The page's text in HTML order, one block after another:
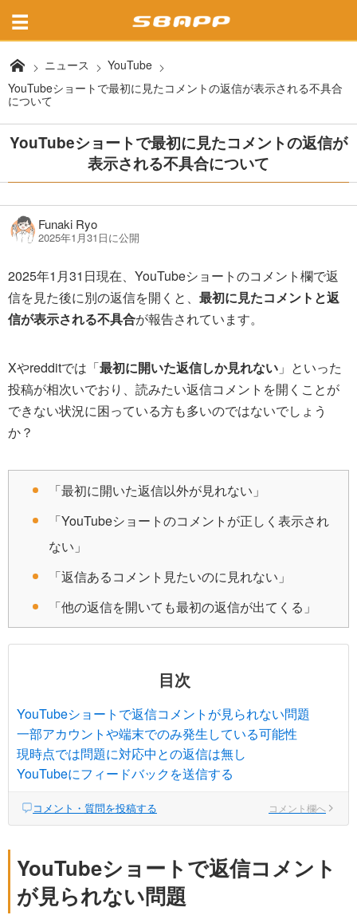
ニュース
YouTube
YouTubeショートで最初に見たコメントの返信が表示される不具合
について
YouTubeショートで最初に見たコメントの返信が
表示される不具合について
Funaki Ryo
2025年1月31日に公開
2025年1月31日現在、YouTubeショートのコメント欄で返
信を見た後に別の返信を開くと、 最初に見たコメントと返
信が表示される不具合が報告されています。
Xやredditでは「最初に開いた返信しか見れない 」といった
投稿が相次いでおり、読みたい返信コメントを開くことが
できない状況に困っている方も多いのではないでしょう
か？
「最初に開いた返信以外が見れない」
「YouTubeショートのコメントが正しく表示され
ない」
「返信あるコメント見たいのに見れない」
「他の返信を開いても最初の返信が出てくる」
目次
YouTubeショートで返信コメントが見られない問題
一部アカウントや端末でのみ発生している可能性
現時点では問題に対応中との返信は無し
YouTubeにフィードバックを送信する
コメント・質問を投稿する コメント欄へ
YouTubeショートで返信コメント
が見られない問題